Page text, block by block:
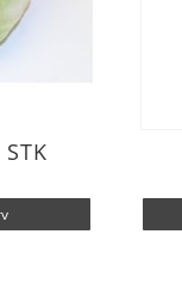
STK